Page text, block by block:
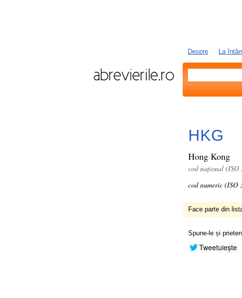
Despre La
HKG
Hong Kong
cod național (ISO
cod numeric (ISO
Face parte din
Spune-le și
Tweetuiește